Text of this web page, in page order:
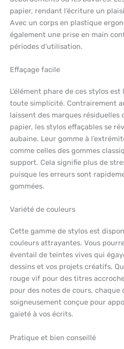
papier, rendant l’écriture un
Avec un corps en plastique
également une prise en main
périodes d’utilisation.
Effaçage facile
L’élément phare de ces stylos
toute simplicité. Contrairement
laissent des marques résiduelles
papier, les stylos effaçables se
aubaine. Leur gomme à
comme celles des gommes
support. Cela signifie plus de
puisque les erreurs sont
gommées.
Variété de couleurs
Cette gamme de stylos est
couleurs attrayantes. Vous
éventail de teintes vives qui
dessins et vos projets créatifs.
rouge vif pour des titres
pour des notes de cours, chaque
soigneusement conçue pour
gaieté à vos écrits.
Pratique et bien conseillé